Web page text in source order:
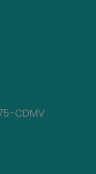
CDMV